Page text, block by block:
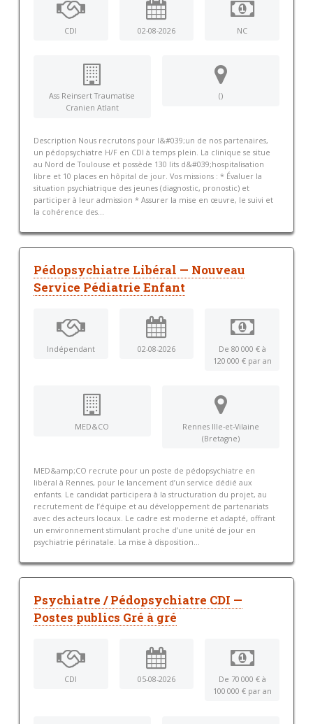
CDI 02-08-2026 NC
Ass Reinsert Traumatise
Cranien Atlant
()
Description Nous recrutons pour l&#039;un de nos partenaires,
un pédopsychiatre H/F en CDI à temps plein. La clinique se situe
au Nord de Toulouse et possède 130 lits d&#039;hospitalisation
libre et 10 places en hôpital de jour. Vos missions : * Évaluer la
situation psychiatrique des jeunes (diagnostic, pronostic) et
participer à leur admission * Assurer la mise en œuvre, le suivi et
la cohérence des...
Pédopsychiatre Libéral — Nouveau
Service Pédiatrie Enfant
Indépendant 02-08-2026
De 80 000 € à
120 000 € par an
MED&CO
Rennes Ille-et-Vilaine
(Bretagne)
MED&amp;CO recrute pour un poste de pédopsychiatre en
libéral à Rennes, pour le lancement d’un service dédié aux
enfants. Le candidat participera à la structuration du projet, au
recrutement de l’équipe et au développement de partenariats
avec des acteurs locaux. Le cadre est moderne et adapté, offrant
un environnement stimulant proche d’une unité de jour en
psychiatrie périnatale. La mise à disposition...
Psychiatre / Pédopsychiatre CDI —
Postes publics Gré à gré
CDI 05-08-2026
De 70 000 € à
100 000 € par an